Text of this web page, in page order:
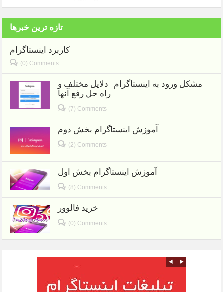
تازه ترین خبرها
کاربرد اینستاگرام
(0) Comments
مشکل ورود به اینستاگرام | دلایل مختلف و
راه حل رفع آنها
(7) Comments
آموزش اینستاگرام بخش دوم
(2) Comments
آموزش اینستاگرام بخش اول
(8) Comments
خرید فالوور
(0) Comments